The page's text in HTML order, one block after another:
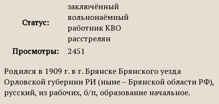
Статус:
заключённый
вольнонаёмный
работник КВО
расстрелян
Просмотры:
2451
Родился в 1909 г. в г. Брянске Брянского уезда
Орловской губернии РИ (ныне – Брянской области РФ),
русский, из рабочих, б/п, обра­зование начальное.